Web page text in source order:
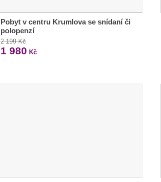
Pobyt v centru Krumlova se snídaní či
polopenzí
2 199 Kč
1 980 Kč